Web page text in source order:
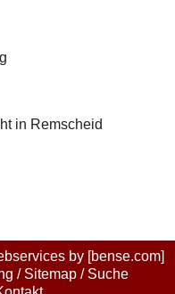
in Remscheid
by [bense.com]
/ Sitemap/ Suche